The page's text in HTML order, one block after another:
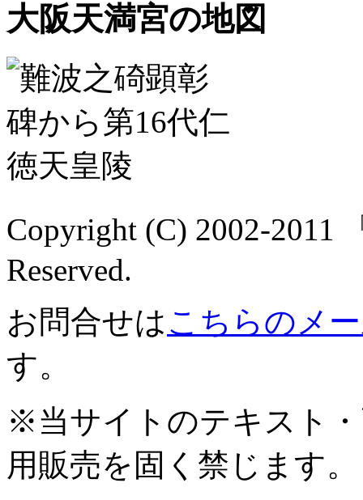
大阪天満宮の地図
Copyright (C) 2002-2011
Reserved.
お問合せはこちらのメ
す。
※当サイトのテキスト
用販売を固く禁じます。